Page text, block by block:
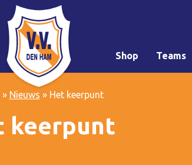
Shop Teams
» Nieuws » Het keerpunt
keerpunt